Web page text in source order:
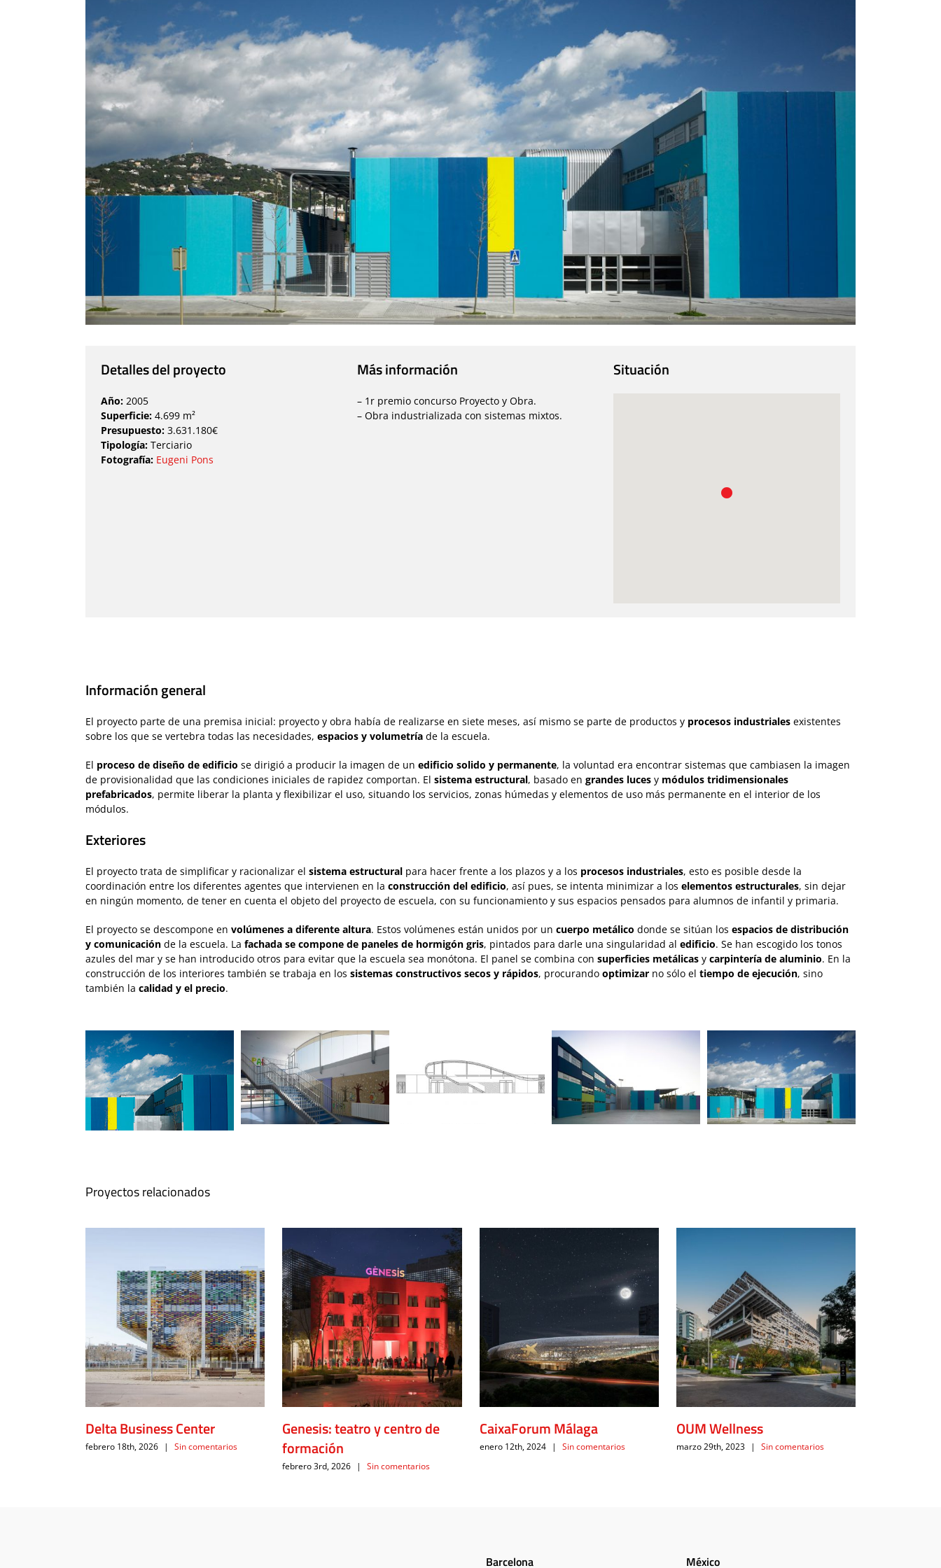
Detalles del proyecto
Año:2005
Superficie: 4.699 m²
Presupuesto: 3.631.180€
Tipología:Terciario
Fotografía: Eugeni Pons
Más información
– 1r premio concurso Proyecto y Obra.
– Obra industrializada con sistemas mixtos.
Situación
Información general
El proyecto parte de una premisa inicial: proyecto y obra había de realizarse en siete meses, así mismo se parte de productos y procesos industrialesexistentes
sobre los que se vertebra todas las necesidades, espacios y volumetríade la escuela.
El proceso de diseño de edificio se dirigió a producir la imagen de un edificio solido y permanente, la voluntad era encontrar sistemas que cambiasen la imagen
de provisionalidad que las condiciones iniciales de rapidez comportan. El sistema estructural, basado en grandes lucesy módulos tridimensionales
prefabricados, permite liberar la planta y flexibilizar el uso, situando los servicios, zonas húmedas y elementos de uso más permanente en el interior de los
módulos.
Exteriores
El proyecto trata de simplificar y racionalizar el sistema estructuralpara hacer frente a los plazos y a los procesos industriales, esto es posible desde la
coordinación entre los diferentes agentes que intervienen en la construcción del edificio, así pues, se intenta minimizar a los elementos estructurales, sin dejar
en ningún momento, de tener en cuenta el objeto del proyecto de escuela, con su funcionamiento y sus espacios pensados para alumnos de infantil y primaria.
El proyecto se descompone en volúmenes a diferente altura. Estos volúmenes están unidos por un cuerpo metálico donde se sitúan los espacios de distribución
y comunicaciónde la escuela. La fachada se compone de paneles de hormigón gris, pintados para darle una singularidad al edificio. Se han escogido los tonos
azules del mar y se han introducido otros para evitar que la escuela sea monótona. El panel se combina con superficies metálicasy carpintería de aluminio. En la
construcción de los interiores también se trabaja en los sistemas constructivos secos y rápidos, procurandooptimizarno sólo el tiempo de ejecución, sino
también la calidad y el precio.
Proyectos relacionados
Delta Business Center
febrero 18th, 2026 | Sin comentarios
Genesis: teatro y centro de
formación
febrero 3rd, 2026 | Sin comentarios
CaixaForum Málaga
enero 12th, 2024 | Sin comentarios
OUM Wellness
marzo 29th, 2023 | Sin comentarios
Barcelona México